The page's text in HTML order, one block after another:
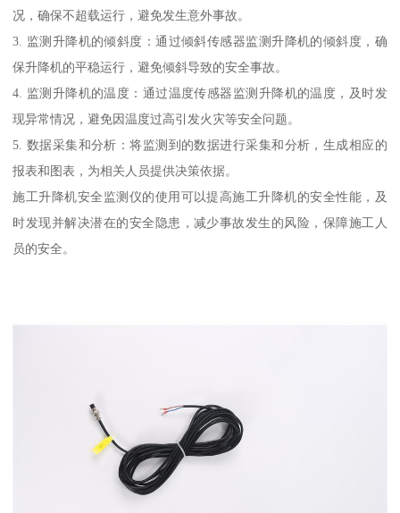
况，确保不超载运行，避免发生意外事故。
3. 监测升降机的倾斜度：通过倾斜传感器监测升降机的倾斜度，确
保升降机的平稳运行，避免倾斜导致的安全事故。
4. 监测升降机的温度：通过温度传感器监测升降机的温度，及时发
现异常情况，避免因温度过高引发火灾等安全问题。
5. 数据采集和分析：将监测到的数据进行采集和分析，生成相应的
报表和图表，为相关人员提供决策依据。
施工升降机安全监测仪的使用可以提高施工升降机的安全性能，及
时发现并解决潜在的安全隐患，减少事故发生的风险，保障施工人
员的安全。